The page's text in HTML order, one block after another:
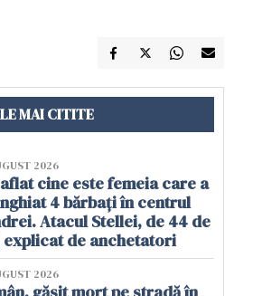
MAI CITITE
2026
cine este femeia care a
4 bărbați în centrul
Atacul Stellei, de 44 de
explicat de anchetatori
2026